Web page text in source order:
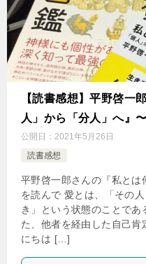
【読書感想】平野啓一
人」から「分人」へ』
公開日： 2021年5月26日
読書感想
平野啓一郎さんの『私とは
を読んで 愛とは、「その
き」という状態のことで
た、他者を経由した自己
にちは […]